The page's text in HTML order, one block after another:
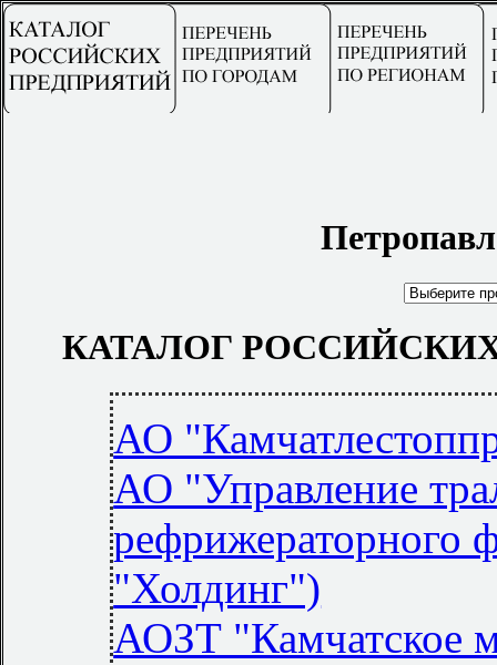
КАТАЛОГ
АО
АО "Управление
"Холдинг")
АОЗТ "Камчатское